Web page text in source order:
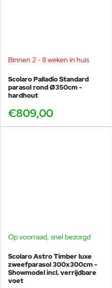
Binnen 2 - 8 weken in huis
Scolaro Palladio Standard
parasol rond Ø350cm -
hardhout
€809,00
SHOWMODEL
Op voorraad, snel bezorgd
Scolaro Astro Timber luxe
zweefparasol 300x300cm -
Showmodel incl. verrijdbare
voet